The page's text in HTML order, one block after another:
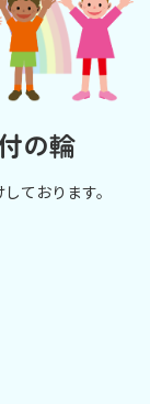
の輪
ております。